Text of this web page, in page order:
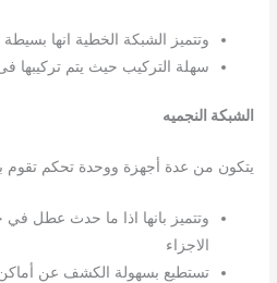
وتتميز الشبكة الخطية انها
سهلة التركيب حيث يتم تركيبها
الشبكة النجميه
يتكون من عدة أجهزة ووحدة تحكم تقوم
وتتميز بانها اذا ما حدث عطل في
الاجزاء
تستطيع بسهولة الكشف عن